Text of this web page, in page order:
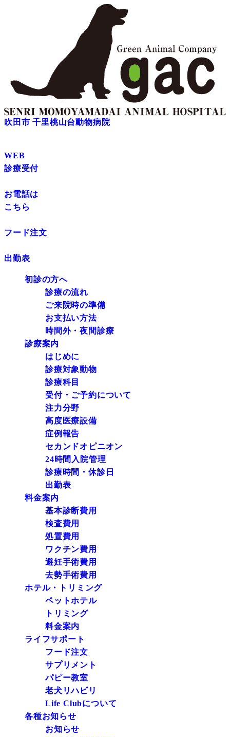
吹田市 千里桃山台動物病院
WEB
診療受付
お電話は
こちら
フード注文
出勤表
初診の方へ
診療の流れ
ご来院時の準備
お支払い方法
時間外・夜間診療
診療案内
はじめに
診療対象動物
診療科目
受付・ご予約について
注力分野
高度医療設備
症例報告
セカンドオピニオン
24時間入院管理
診療時間・休診日
出勤表
料金案内
基本診断費用
検査費用
処置費用
ワクチン費用
避妊手術費用
去勢手術費用
ホテル・トリミング
ペットホテル
トリミング
料金案内
ライフサポート
フード注文
サプリメント
パピー教室
老犬リハビリ
Life Clubについて
各種お知らせ
お知らせ